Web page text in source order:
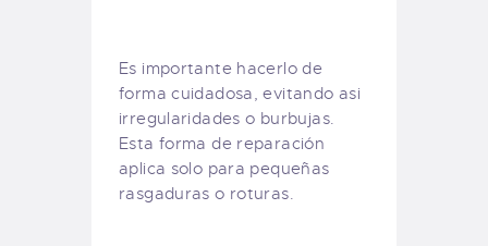
Es importante hacerlo de
forma cuidadosa, evitando asi
irregularidades o burbujas.
Esta forma de reparación
aplica solo para pequeñas
rasgaduras o roturas.